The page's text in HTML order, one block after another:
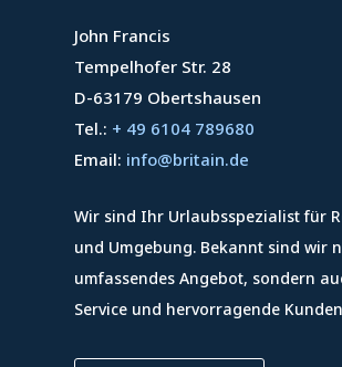
John Francis
Tempelhofer Str. 28
D-63179 Obertshausen
Tel.: + 49 6104 789680
Email: info@britain.de
Wir sind Ihr Urlaubsspezialist für
und Umgebung. Bekannt sind wir
umfassendes Angebot, sondern
Service und hervorragende